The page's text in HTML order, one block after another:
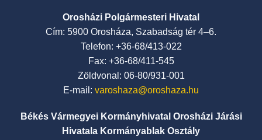
Orosházi Polgármesteri Hivatal
Cím: 5900 Orosháza, Szabadság tér 4–6.
Telefon: +36-68/413-022
Fax: +36-68/411-545
Zöldvonal: 06-80/931-001
E-mail: varoshaza@oroshaza.hu
Békés Vármegyei Kormányhivatal Orosházi Járási
Hivatala Kormányablak Osztály